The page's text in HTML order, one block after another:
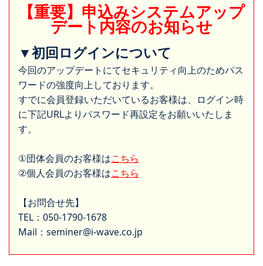
【重要】申込みシステムアップ
デート内容のお知らせ
▼初回ログインについて
今回のアップデートにてセキュリティ向上のためパス
ワードの強度向上しております。
すでに会員登録いただいているお客様は、ログイン時
に下記URLよりパスワード再設定をお願いいたしま
す。
①団体会員のお客様はこちら
②個人会員のお客様はこちら
【お問合せ先】
TEL：050-1790-1678
Mail：seminer@i-wave.co.jp